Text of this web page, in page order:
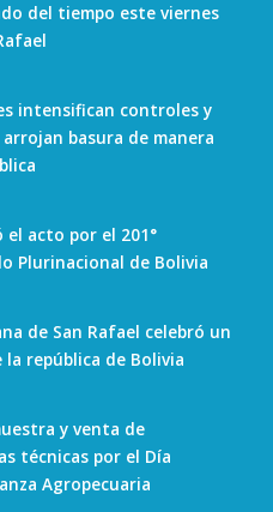
del tiempo este viernes
intensifican controles y
basura de manera
el acto por el 201°
Plurinacional de Bolivia
de San Rafael celebró un
república de Bolivia
y venta de
técnicas por el Día
Agropecuaria